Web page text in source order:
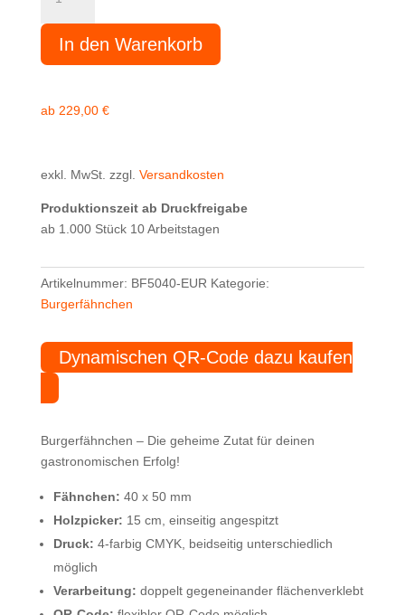
rechteckig
farbig
bedruckt
Menge
In den Warenkorb
ab 229,00 €
exkl. MwSt. zzgl. Versandkosten
Produktionszeit ab Druckfreigabe
ab 1.000 Stück 10 Arbeitstagen
Artikelnummer: BF5040-EUR Kategorie:
Burgerfähnchen
Dynamischen QR-Code dazu kaufen
Burgerfähnchen – Die geheime Zutat für deinen
gastronomischen Erfolg!
Fähnchen: 40 x 50 mm
Holzpicker: 15 cm, einseitig angespitzt
Druck: 4-farbig CMYK, beidseitig unterschiedlich
möglich
Verarbeitung: doppelt gegeneinander flächenverklebt